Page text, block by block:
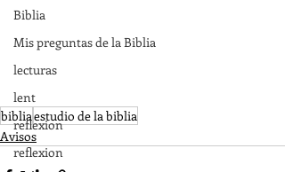
Biblia
Mis preguntas de la Biblia
lecturas
lent
reflexion
reflexion
bibliaestudio de la biblia
Avisos